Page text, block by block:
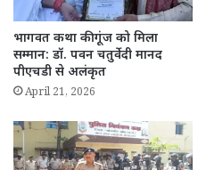
भागवत कथा की गूंज को मिला
सम्मान: डॉ. पवन चतुर्वेदी मानद
पीएचडी से अलंकृत
April 21, 2026